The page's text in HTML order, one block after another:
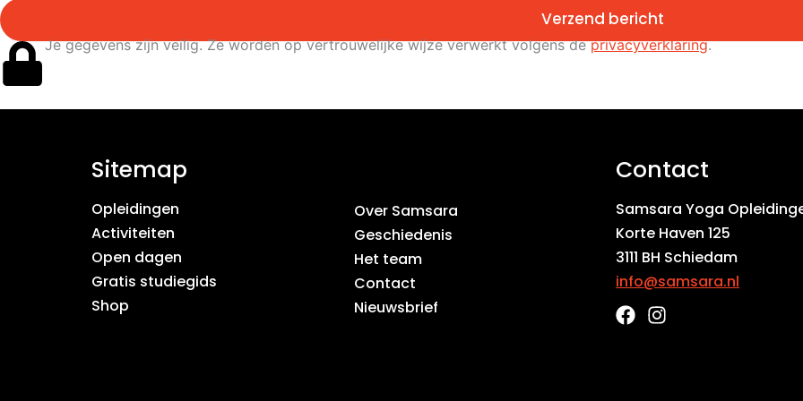
Verzend bericht
Je gegevens zijn veilig. Ze worden op vertrouwelijke wijze verwerkt volgens deprivacyverklaring.
Sitemap
Opleidingen
Activiteiten
Open dagen
Gratis studiegids
Shop
Over Samsara
Geschiedenis
Het team
Contact
Nieuwsbrief
Contact
Samsara Yoga
Korte Haven 125
3111 BH Schiedam
info@samsara.nl
F
I